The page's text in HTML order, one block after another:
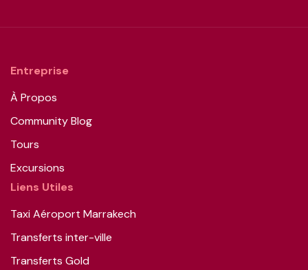
Entreprise
À Propos
Community Blog
Tours
Excursions
Liens Utiles
Taxi Aéroport Marrakech
Transferts inter-ville
Transferts Gold